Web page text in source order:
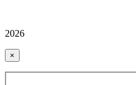
2026
×